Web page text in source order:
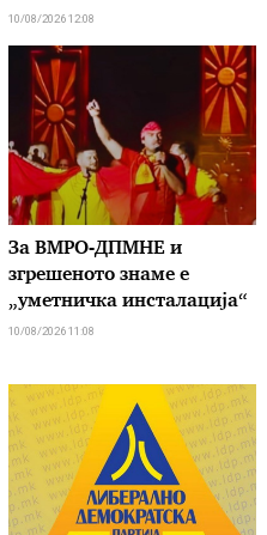
10/08/2026 12:08
За ВМРО-ДПМНЕ и
згрешеното знаме е
„уметничка инсталација“
10/08/2026 11:08